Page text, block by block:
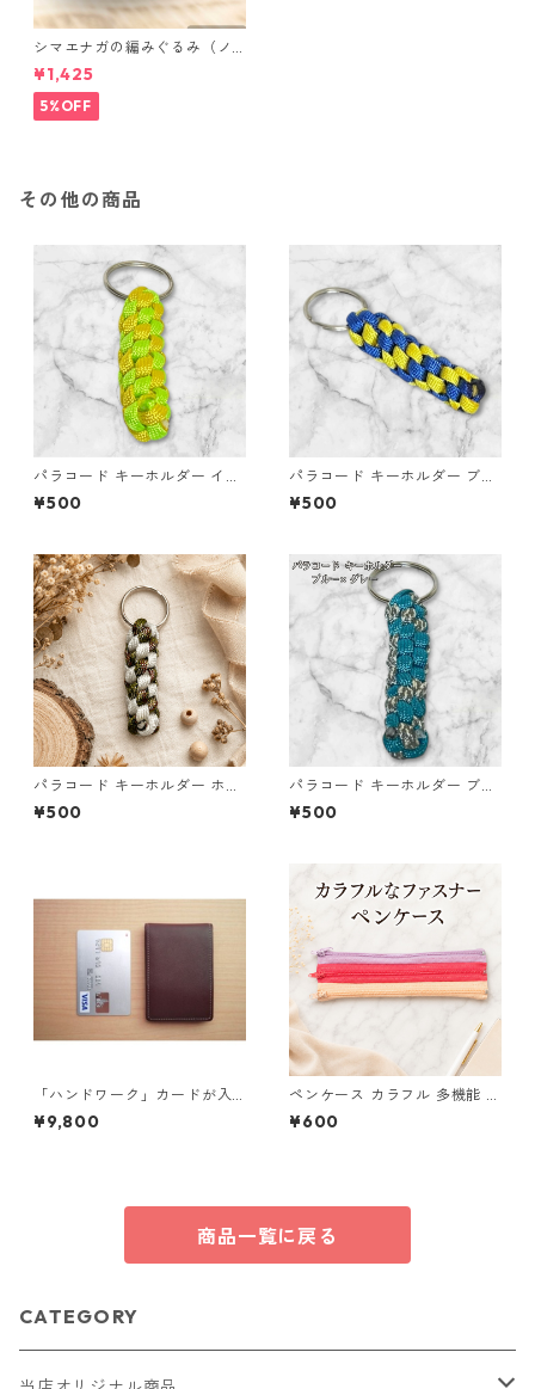
シマエナガの編みぐるみ（ノ
ーマル）
¥1,425
5%OFF
その他の商品
パラコード キーホルダー イエ
ロー ライトグリーン 編み込み
s37 アウトドア
¥500
パラコード キーホルダー ブル
ー イエロー 編み込み s32
¥500
パラコード キーホルダー ホワ
イト× グリーン・ブラウン ハ
ンドメイド 国産 本革 ヌメ革
¥500
パラコード キーホルダー ブル
ー グレー 編み込み s20
¥500
「ハンドワーク」カードが入
る小さな小銭入れ ネイビー
¥9,800
ペンケース カラフル 多機能 筆
箱 ファスナー6本 s9
¥600
商品一覧に戻る
CATEGORY